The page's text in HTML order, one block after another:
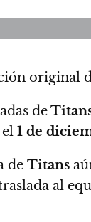
original
de
el 1 de
de Titans
al